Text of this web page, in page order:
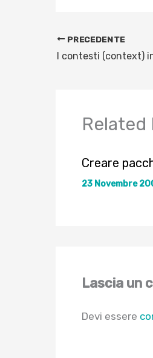
PRECEDENTE
I contesti (context)
Related
Creare
23 Novembre
Lascia un
Devi essere